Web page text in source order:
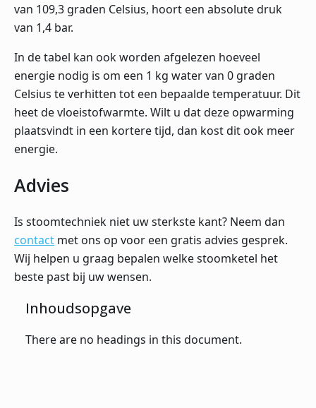
van 109,3 graden Celsius, hoort een absolute druk
van 1,4 bar.
In de tabel kan ook worden afgelezen hoeveel
energie nodig is om een 1 kg water van 0 graden
Celsius te verhitten tot een bepaalde temperatuur. Dit
heet de vloeistofwarmte. Wilt u dat deze opwarming
plaatsvindt in een kortere tijd, dan kost dit ook meer
energie.
Advies
Is stoomtechniek niet uw sterkste kant? Neem dan
contact met ons op voor een gratis advies gesprek.
Wij helpen u graag bepalen welke stoomketel het
beste past bij uw wensen.
Inhoudsopgave
There are no headings in this document.